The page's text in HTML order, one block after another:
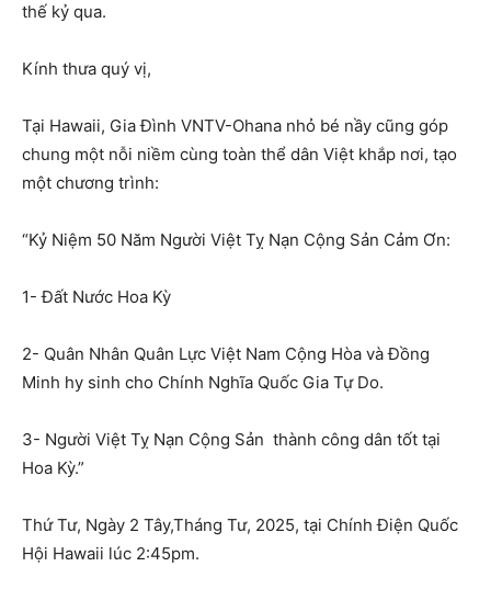
thế kỷ qua.
Kính thưa quý vị,
Tại Hawaii, Gia Đình VNTV-Ohana nhỏ bé nầy cũng góp
chung một nỗi niềm cùng toàn thể dân Việt khắp nơi, tạo
một chương trình:
“Kỷ Niệm 50 Năm Người Việt Tỵ Nạn Cộng Sản Cảm Ơn:
1- Đất Nước Hoa Kỳ
2- Quân Nhân Quân Lực Việt Nam Cộng Hòa và Đồng
Minh hy sinh cho Chính Nghĩa Quốc Gia Tự Do.
3- Người Việt Tỵ Nạn Cộng Sản thành công dân tốt tại
Hoa Kỳ.”
Thứ Tư, Ngày 2 Tây,Tháng Tư, 2025, tại Chính Điện Quốc
Hội Hawaii lúc 2:45pm.